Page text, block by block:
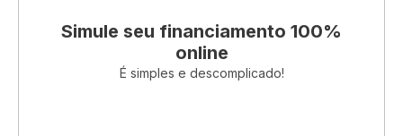
Simule seu financiamento 100%
online
É simples e descomplicado!